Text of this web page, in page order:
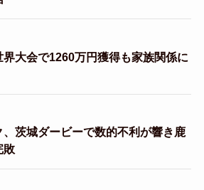
界大会で1260万円獲得も家族関係に
茨城ダービーで数的不利が響き鹿
敗